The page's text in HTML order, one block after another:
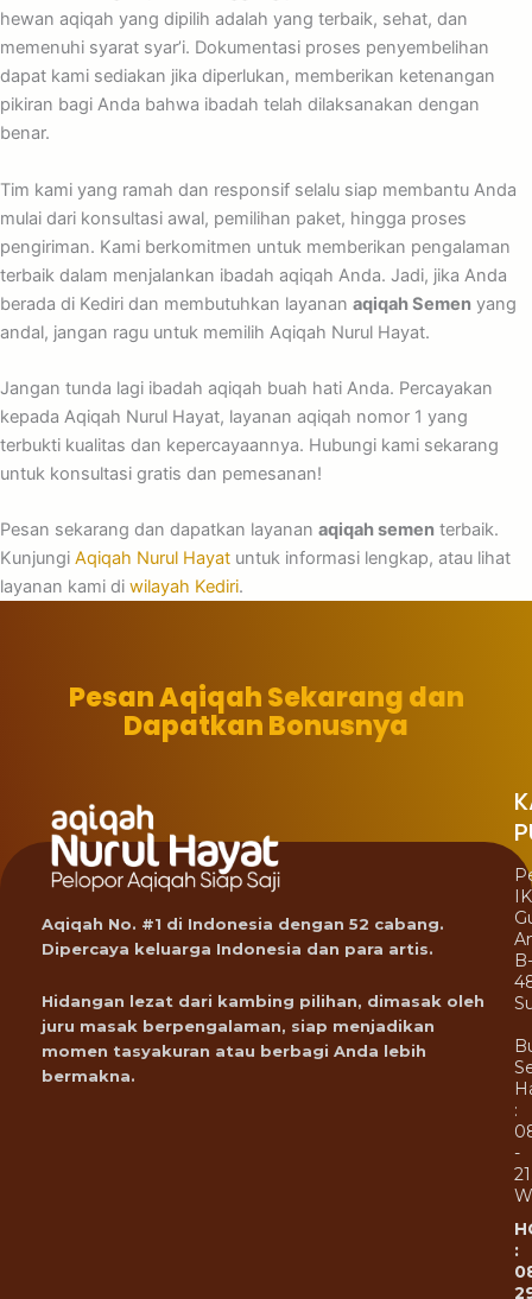
hewan aqiqah yang dipilih adalah yang terbaik, sehat, dan
memenuhi syarat syar’i. Dokumentasi proses penyembelihan
dapat kami sediakan jika diperlukan, memberikan ketenangan
pikiran bagi Anda bahwa ibadah telah dilaksanakan dengan
benar.
Tim kami yang ramah dan responsif selalu siap membantu Anda
mulai dari konsultasi awal, pemilihan paket, hingga proses
pengiriman. Kami berkomitmen untuk memberikan pengalaman
terbaik dalam menjalankan ibadah aqiqah Anda. Jadi, jika Anda
berada di Kediri dan membutuhkan layanan aqiqah Semen yang
andal, jangan ragu untuk memilih Aqiqah Nurul Hayat.
Jangan tunda lagi ibadah aqiqah buah hati Anda. Percayakan
kepada Aqiqah Nurul Hayat, layanan aqiqah nomor 1 yang
terbukti kualitas dan kepercayaannya. Hubungi kami sekarang
untuk konsultasi gratis dan pemesanan!
Pesan sekarang dan dapatkan layanan aqiqah semen terbaik.
Kunjungi Aqiqah Nurul Hayat untuk informasi lengkap, atau lihat
layanan kami di wilayah Kediri.
Pesan Aqiqah Sekarang dan
Dapatkan Bonusnya
Aqiqah No. #1 di Indonesia dengan 52 cabang.
Dipercaya keluarga Indonesia dan para artis.
Hidangan lezat dari kambing pilihan, dimasak oleh
juru masak berpengalaman, siap menjadikan
momen tasyakuran atau berbagi Anda lebih
bermakna.
B-
:
-
: